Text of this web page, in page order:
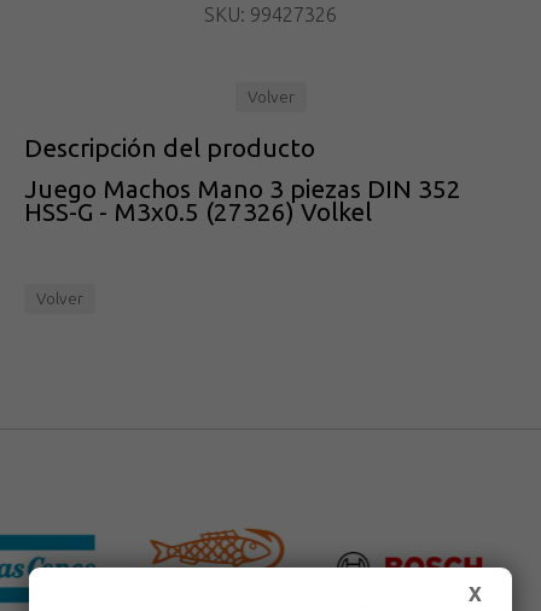
SKU: 99427326
Volver
Descripción del producto
Juego Machos Mano 3 piezas DIN 352
HSS-G - M3x0.5 (27326) Volkel
Volver
X